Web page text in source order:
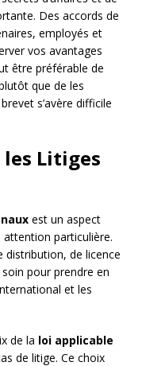
Des accords de
employés et
vos avantages
être préférable de
que de les
s’avère difficile
Litiges
est un aspect
attention particulière.
distribution, de licence
pour prendre en
et les
de la loi applicable
de litige. Ce choix